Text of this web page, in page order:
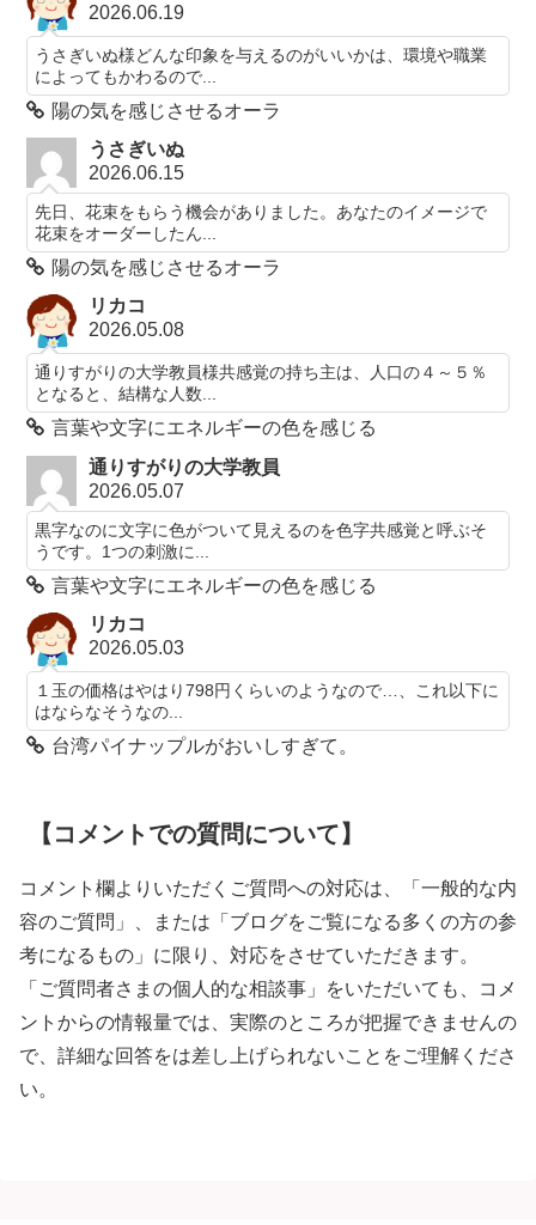
2026.06.19
うさぎいぬ様どんな印象を与えるのがいいかは、環境や職業
によってもかわるので...
陽の気を感じさせるオーラ
うさぎいぬ
2026.06.15
先日、花束をもらう機会がありました。あなたのイメージで
花束をオーダーしたん...
陽の気を感じさせるオーラ
リカコ
2026.05.08
通りすがりの大学教員様共感覚の持ち主は、人口の４～５％
となると、結構な人数...
言葉や文字にエネルギーの色を感じる
通りすがりの大学教員
2026.05.07
黒字なのに文字に色がついて見えるのを色字共感覚と呼ぶそ
うです。1つの刺激に...
言葉や文字にエネルギーの色を感じる
リカコ
2026.05.03
１玉の価格はやはり798円くらいのようなので…、これ以下に
はならなそうなの...
台湾パイナップルがおいしすぎて。
【コメントでの質問について】
コメント欄よりいただくご質問への対応は、「一般的な内
容のご質問」、または「ブログをご覧になる多くの方の参
考になるもの」に限り、対応をさせていただきます。
「ご質問者さまの個人的な相談事」をいただいても、コメ
ントからの情報量では、実際のところが把握できませんの
で、詳細な回答をは差し上げられないことをご理解くださ
い。